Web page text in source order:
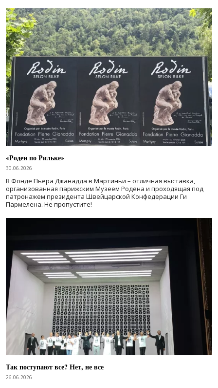
«Роден по Рильке»
30.06.2026
В Фонде Пьера Джанадда в Мартиньи – отличная выставка,
организованная парижским Музеем Родена и проходящая под
патронажем президента Швейцарской Конфедерации Ги
Пармелена. Не пропустите!
Так поступают все? Нет, не все
26.06.2026